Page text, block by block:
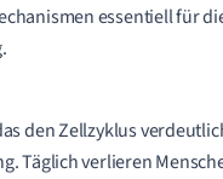
essentiell für
den Zellzyklus
Täglich verlieren